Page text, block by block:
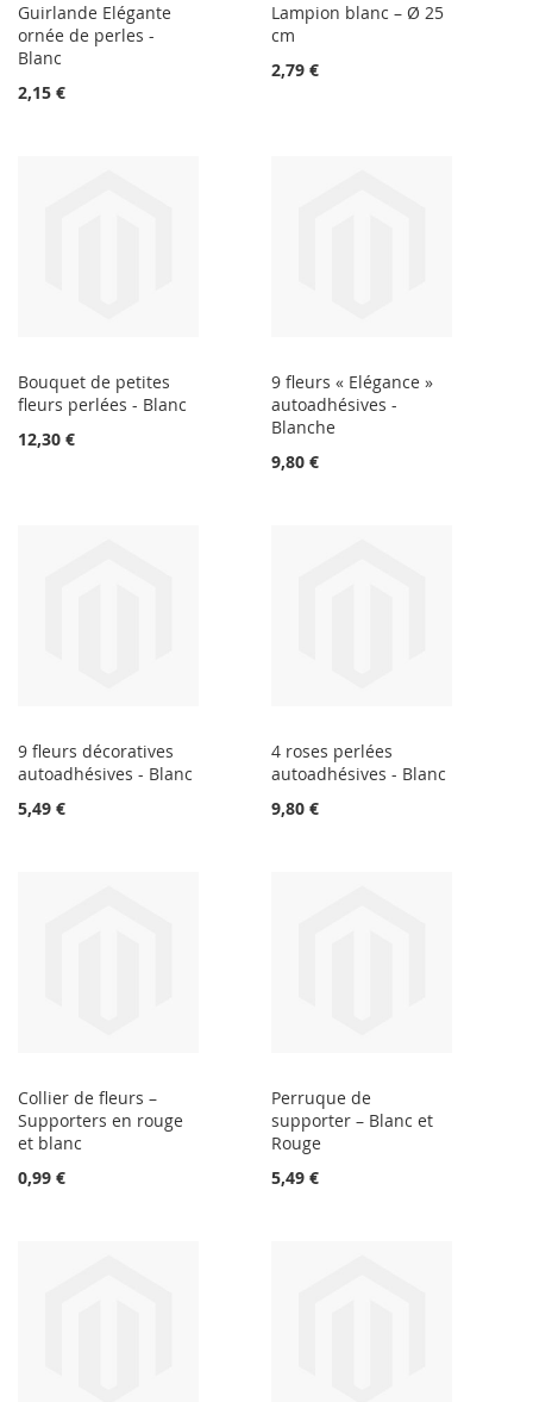
Guirlande Elégante
ornée de perles -
Blanc
2,15 €
Lampion blanc – Ø 25
cm
2,79 €
Bouquet de petites
fleurs perlées - Blanc
12,30 €
9 fleurs « Elégance »
autoadhésives -
Blanche
9,80 €
9 fleurs décoratives
autoadhésives - Blanc
5,49 €
4 roses perlées
autoadhésives - Blanc
9,80 €
Collier de fleurs –
Supporters en rouge
et blanc
0,99 €
Perruque de
supporter – Blanc et
Rouge
5,49 €